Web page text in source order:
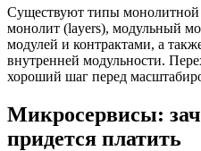
Существуют типы монолитной
монолит (layers), модульный
модулей и контрактами, а
внутренней модульности.
хороший шаг перед
Микросервисы:
придется платить